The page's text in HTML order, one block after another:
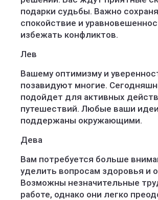
подарки судьбы. Важно
спокойствие и
избежать конфликтов.
Лев
Вашему оптимизму и
позавидуют многие.
подойдет для активных
путешествий. Любые ваши
поддержаны окружающими.
Дева
Вам потребуется больше
уделить вопросам здоровья и
Возможны незначительные
работе, однако они легко